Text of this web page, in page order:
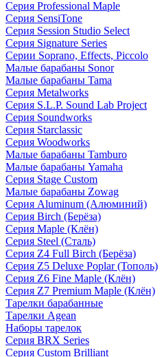
Серия Professional Maple
Серия SensiTone
Серия Session Studio Select
Серия Signature Series
Серии Soprano, Effects, Piccolo
Малые барабаны Sonor
Малые барабаны Tama
Серия Metalworks
Серия S.L.P. Sound Lab Project
Серия Soundworks
Серия Starclassic
Серия Woodworks
Малые барабаны Tamburo
Малые барабаны Yamaha
Серия Stage Custom
Малые барабаны Zowag
Серия Aluminum (Алюминий)
Серия Birch (Берёза)
Серия Maple (Клён)
Серия Steel (Сталь)
Серия Z4 Full Birch (Берёза)
Серия Z5 Deluxe Poplar (Тополь)
Серия Z6 Fine Maple (Клён)
Серия Z7 Premium Maple (Клён)
Тарелки барабанные
Тарелки Agean
Наборы тарелок
Серия BRX Series
Серия Custom Brilliant